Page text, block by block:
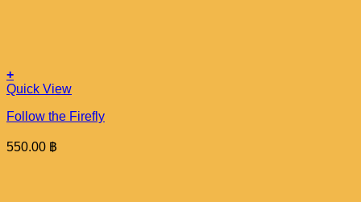
+
Quick View
Follow the Firefly
550.00 ฿